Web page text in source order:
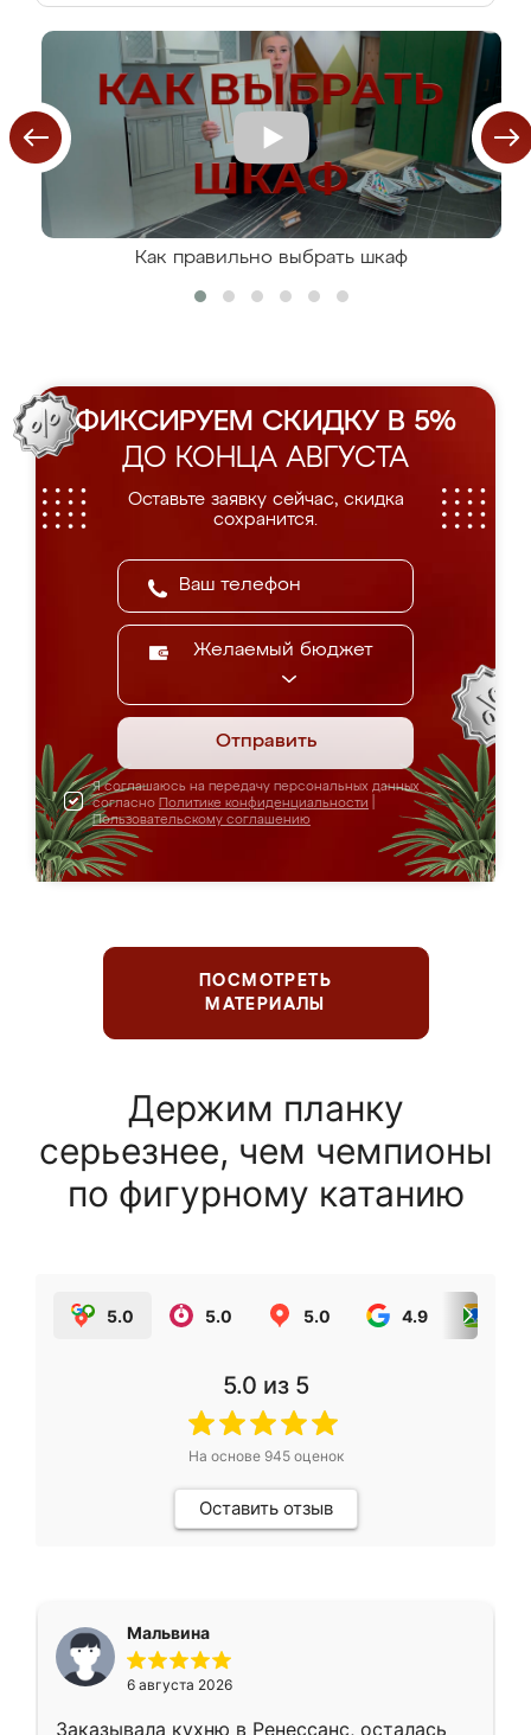
Как правильно выбрать шкаф
ФИКСИРУЕМ СКИДКУ В 5%
ДО КОНЦА АВГУСТА
Оставьте заявку сейчас, скидка
сохранится.
Желаемый бюджет
Отправить
Я соглашаюсь на передачу персональных данных
согласно Политике конфиденциальности
Пользовательскому соглашению
ПОСМОТРЕТЬ
МАТЕРИАЛЫ
Держим планку
серьезнее, чем чемпионы
по фигурному катанию
5.0 5.0 5.0 4.9
5.0 из 5
На основе 945оценок
Оставить отзыв
Мальвина
6 августа 2026
Заказывала кухню в Ренессанс, осталась